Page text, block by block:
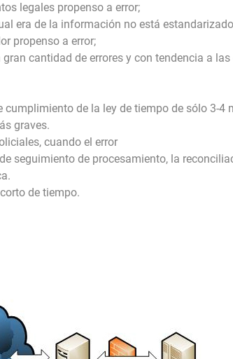
legales propenso a error;
era de la información no está
propenso a error;
cantidad de errores y con tendencia a
de la ley de tiempo de sólo 3-4
graves.
cuando el error
seguimiento de procesamiento, la
de tiempo.